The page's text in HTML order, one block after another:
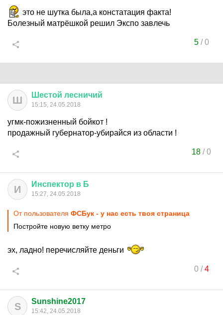
это не шутка была,а констатация факта!
Болезный матрёшкой решил Экспо завлечь
5/0
Ш Шестой лесничий
15:15, 24.05.2018
угмк-пожизненный бойкот !
продажный губернатор-убирайся из области !
18 /0
И Инспектор в Б
15:27, 24.05.2018
От пользователя ФСБук - у нас есть твоя страница
Постройте новую ветку метро
эх, ладно! перечисляйте деньги
0/4
S Sunshine2017
15:42, 24.05.2018